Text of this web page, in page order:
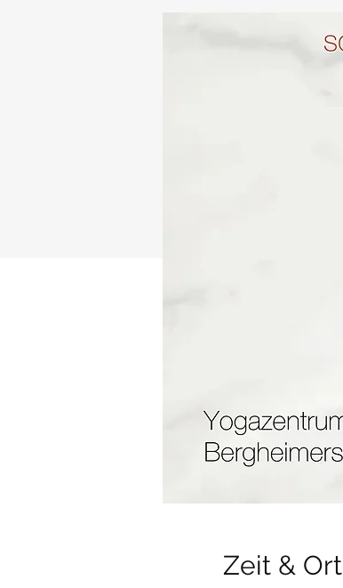
Zeit & Ort